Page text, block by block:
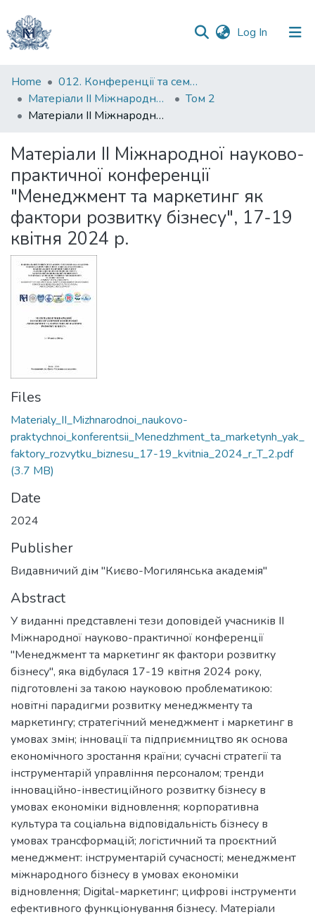
Log In (current)
Communities
&
Collections
Statistics
Home
012. Конференції та семінари НаУКМА
Матеріали II Міжнародної науково-практичної конференції "Менеджмент та маркетинг як фактори розвитку бізнесу", 17-19 квітня 2024 р.
Том 2
Матеріали ІІ Міжнародної науково-практичної конференції "Менеджмент та маркетинг як фактори розвитку бізнесу", 17-19 квітня 2024 р.
Матеріали ІІ Міжнародної науково-
практичної конференції
"Менеджмент та маркетинг як
фактори розвитку бізнесу", 17-19
квітня 2024 р.
Files
Materialy_II_Mizhnarodnoi_naukovo-
praktychnoi_konferentsii_Menedzhment_ta_marketynh_yak_
faktory_rozvytku_biznesu_17-19_kvitnia_2024_r_T_2.pdf
(3.7 MB)
Date
2024
Publisher
Видавничий дім "Києво-Могилянська академія"
Abstract
У виданні представлені тези доповідей учасників ІІ
Міжнародної науково-практичної конференції
"Менеджмент та маркетинг як фактори розвитку
бізнесу", яка відбулася 17-19 квітня 2024 року,
підготовлені за такою науковою проблематикою:
новітні парадигми розвитку менеджменту та
маркетингу; стратегічний менеджмент і маркетинг в
умовах змін; інновації та підприємництво як основа
економічного зростання країни; сучасні стратегії та
інструментарій управління персоналом; тренди
інноваційно-інвестиційного розвитку бізнесу в
умовах економіки відновлення; корпоративна
культура та соціальна відповідальність бізнесу в
умовах трансформацій; логістичний та проєктний
менеджмент: інструментарій сучасності; менеджмент
міжнародного бізнесу в умовах економіки
відновлення; Digital-маркетинг; цифрові інструменти
ефективного функціонування бізнесу. Матеріали